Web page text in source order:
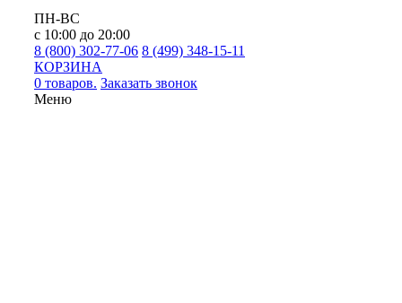
ПН-ВС
с 10:00 до 20:00
8 (800) 302-77-06 8 (499) 348-15-11
КОРЗИНА
0 товаров. Заказать звонок
Меню